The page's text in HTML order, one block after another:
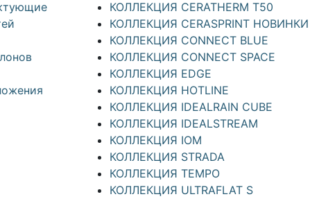
КОЛЛЕКЦИЯ CERATHERM T50
КОЛЛЕКЦИЯ CERASPRINT НОВИНКИ
КОЛЛЕКЦИЯ CONNECT BLUE
КОЛЛЕКЦИЯ CONNECT SPACE
КОЛЛЕКЦИЯ EDGE
КОЛЛЕКЦИЯ HOTLINE
КОЛЛЕКЦИЯ IDEALRAIN CUBE
КОЛЛЕКЦИЯ IDEALSTREAM
КОЛЛЕКЦИЯ IOM
КОЛЛЕКЦИЯ STRADA
КОЛЛЕКЦИЯ TEMPO
КОЛЛЕКЦИЯ ULTRAFLAT S